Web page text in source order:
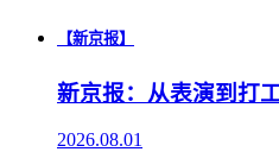
【新京报】
新京报：从表演到打
2026.08.01